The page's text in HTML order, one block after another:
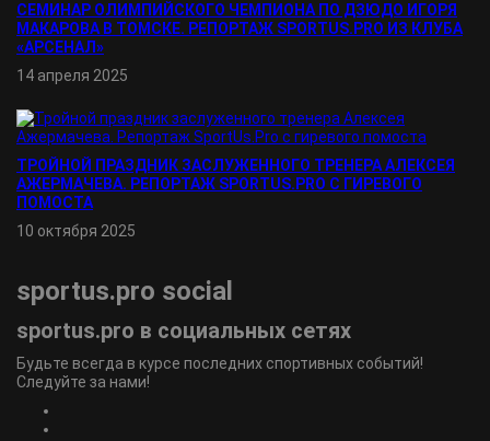
СЕМИНАР ОЛИМПИЙСКОГО ЧЕМПИОНА ПО ДЗЮДО ИГОРЯ
МАКАРОВА В ТОМСКЕ. РЕПОРТАЖ SPORTUS.PRO ИЗ КЛУБА
«АРСЕНАЛ»
14 апреля 2025
ТРОЙНОЙ ПРАЗДНИК ЗАСЛУЖЕННОГО ТРЕНЕРА АЛЕКСЕЯ
АЖЕРМАЧЕВА. РЕПОРТАЖ SPORTUS.PRO С ГИРЕВОГО
ПОМОСТА
10 октября 2025
sportus.pro social
sportus.pro в социальных сетях
Будьте всегда в курсе последних спортивных событий!
Следуйте за нами!